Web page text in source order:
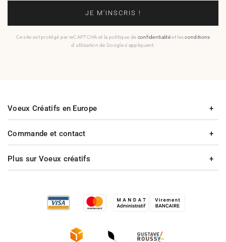
JE M'INSCRIS !
Ce site est protégé par reCAPTCHA et la politique de confidentialitéet lesconditions
d'utilisation de Google s'appliquent.
Commande et contact
Plus sur Voeux créatifs
Voeux Créatifs en Europe